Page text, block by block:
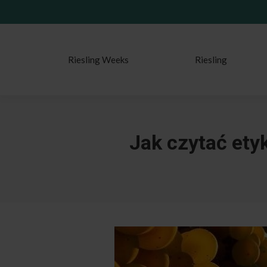
Riesling Weeks Riesling
Jak czytać